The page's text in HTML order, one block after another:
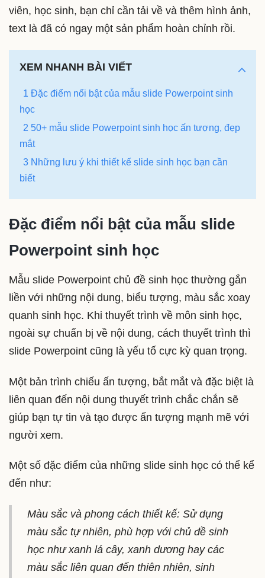
viên, học sinh, bạn chỉ cần tải về và thêm hình ảnh,
text là đã có ngay một sản phẩm hoàn chỉnh rồi.
XEM NHANH BÀI VIẾT
1 Đặc điểm nổi bật của mẫu slide Powerpoint sinh
học
2 50+ mẫu slide Powerpoint sinh học ấn tượng, đẹp
mắt
3 Những lưu ý khi thiết kế slide sinh học bạn cần
biết
Đặc điểm nổi bật của mẫu slide
Powerpoint sinh học
Mẫu slide Powerpoint chủ đề sinh học thường gắn
liền với những nội dung, biểu tượng, màu sắc xoay
quanh sinh học. Khi thuyết trình về môn sinh học,
ngoài sự chuẩn bị về nội dung, cách thuyết trình thì
slide Powerpoint cũng là yếu tố cực kỳ quan trọng.
Một bản trình chiếu ấn tượng, bắt mắt và đặc biệt là
liên quan đến nội dung thuyết trình chắc chắn sẽ
giúp bạn tự tin và tạo được ấn tượng mạnh mẽ với
người xem.
Một số đặc điểm của những slide sinh học có thể kể
đến như:
Màu sắc và phong cách thiết kế: Sử dụng
màu sắc tự nhiên, phù hợp với chủ đề sinh
học như xanh lá cây, xanh dương hay các
màu sắc liên quan đến thiên nhiên, sinh